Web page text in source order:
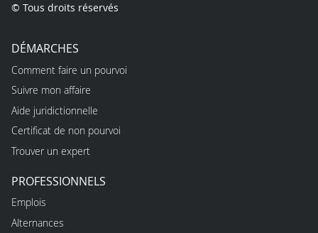
© Tous droits réservés
DÉMARCHES
Comment faire un pourvoi
Suivre mon affaire
Aide juridictionnelle
Certificat de non pourvoi
Trouver un expert
PROFESSIONNELS
Emplois
Alternances